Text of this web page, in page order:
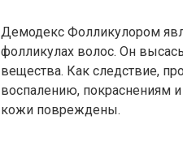
Демодекс Фолликулором
фолликулах волос. Он
вещества. Как следствие,
воспалению, покраснениям
кожи повреждены.